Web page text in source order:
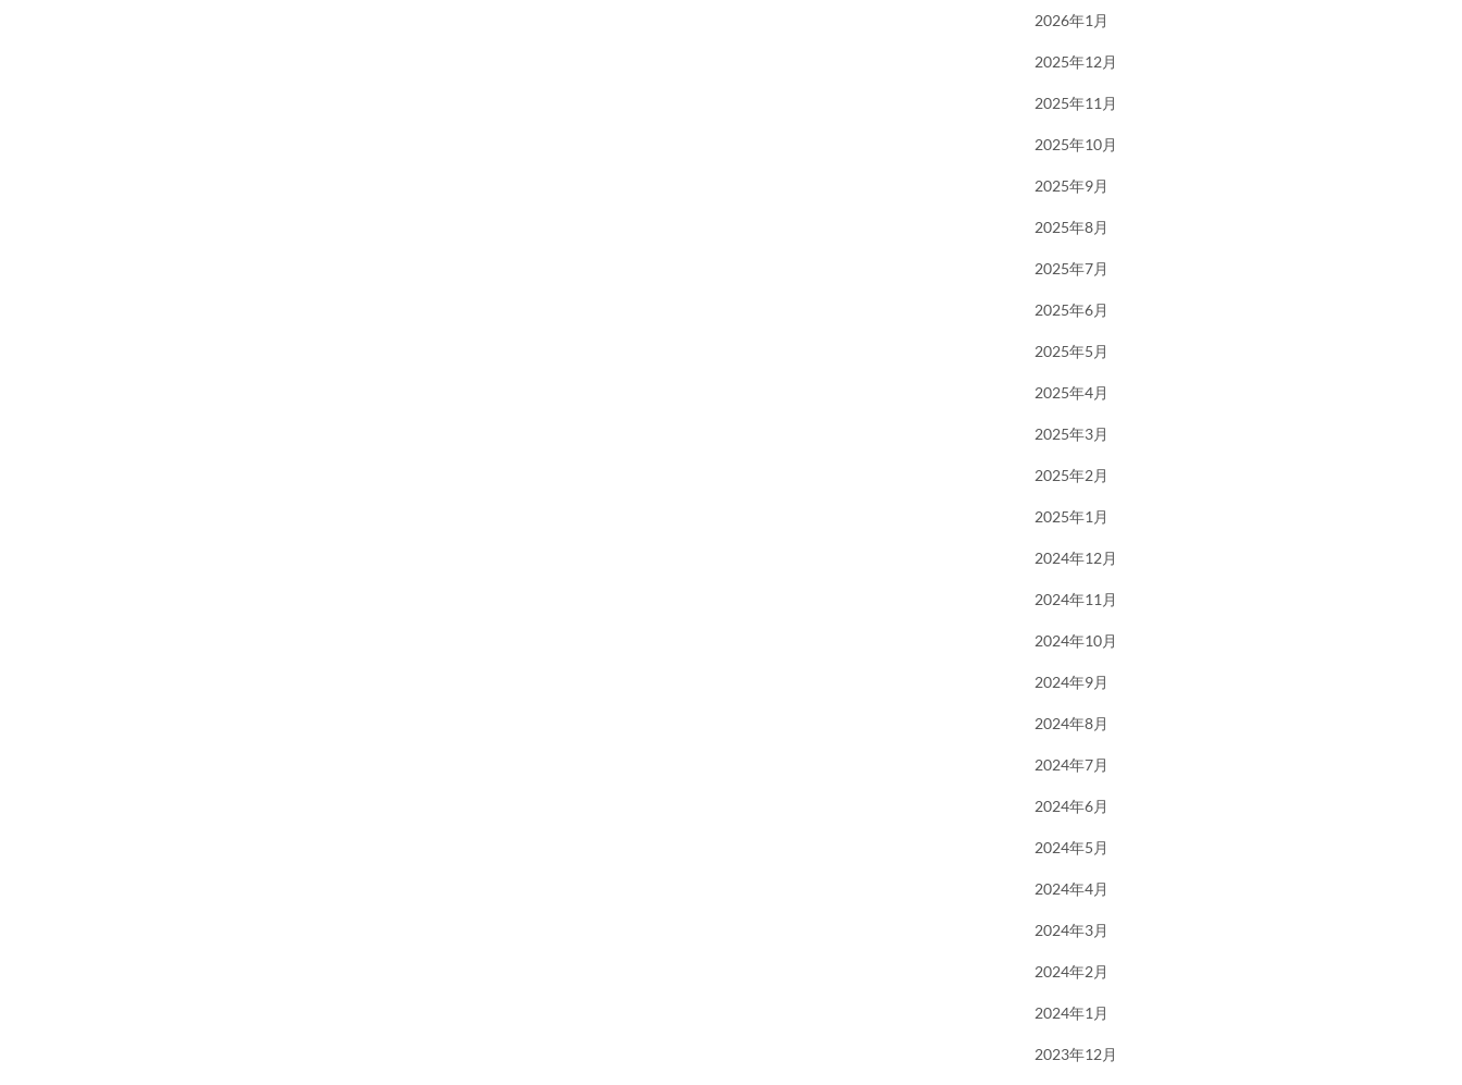
2026年1月
2025年12月
2025年11月
2025年10月
2025年9月
2025年8月
2025年7月
2025年6月
2025年5月
2025年4月
2025年3月
2025年2月
2025年1月
2024年12月
2024年11月
2024年10月
2024年9月
2024年8月
2024年7月
2024年6月
2024年5月
2024年4月
2024年3月
2024年2月
2024年1月
2023年12月